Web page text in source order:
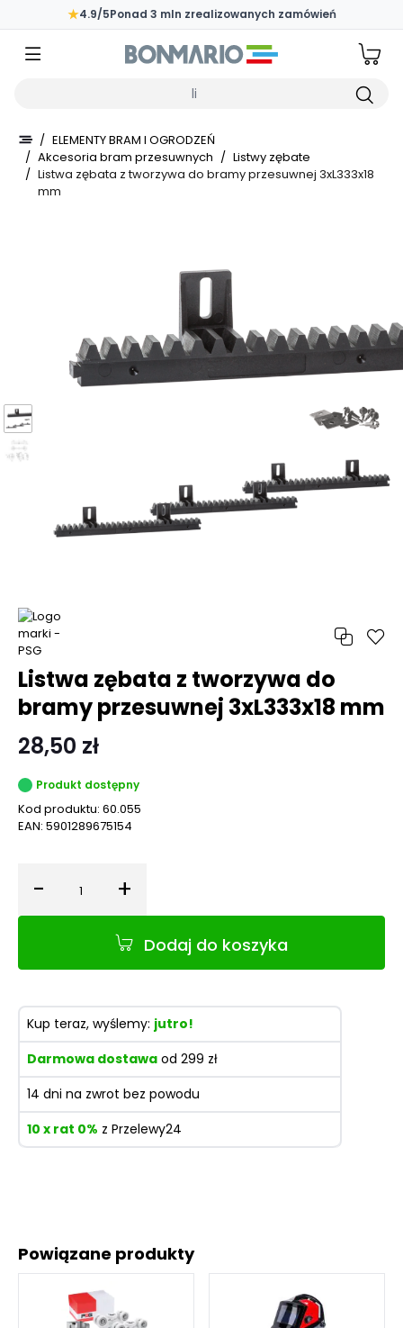
Przejdź do głównej zawartości strony
★4.9/5Ponad 3 mln zrealizowanych zamówień
/ ELEMENTY BRAM I OGRODZEŃ
/ Akcesoria bram przesuwnych / Listwy zębate
/ Listwa zębata z tworzywa do bramy przesuwnej 3xL333x18
mm
Powiązane produkty
Listwa zębata z tworzywa do
bramy przesuwnej 3xL333x18 mm
28,50 zł
Produkt dostępny
Kod produktu: 60.055
EAN: 5901289675154
- Ilość +
Dodaj do koszyka
Kup teraz, wyślemy: jutro!
Darmowa dostawa od 299 zł
14 dni na zwrot bez powodu
10 x rat 0% z Przelewy24